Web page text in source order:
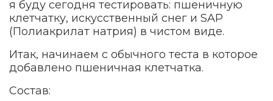
я буду сегодня тестировать: пшеничную
клетчатку, искусственный снег и SAP
(Полиакрилат натрия) в чистом виде.
Итак, начинаем с обычного теста в которое
добавлено пшеничная клетчатка.
Состав: